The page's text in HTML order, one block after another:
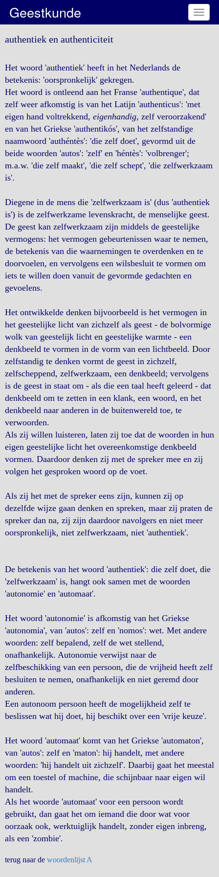
Toggle
Geestkunde
authentiek en authenticiteit
Het woord 'authentiek' heeft in het Nederlands de
betekenis: 'oorspronkelijk' gekregen.
Het woord is ontleend aan het Franse 'authentique', dat
zelf weer afkomstig is van het Latijn 'authenticus': 'met
eigen hand voltrekkend, eigenhandig, zelf veroorzakend'
en van het Griekse 'authentikós', van het zelfstandige
naamwoord 'authéntès': 'die zelf doet', gevormd uit de
beide woorden 'autos': 'zelf' en 'héntès': 'volbrenger';
m.a.w. 'die zelf maakt', 'die zelf schept', 'die zelfwerkzaam
is'.
Diegene in de mens die 'zelfwerkzaam is' (dus 'authentiek
is') is de zelfwerkzame levenskracht, de menselijke geest.
De geest kan zelfwerkzaam zijn middels de geestelijke
vermogens: het vermogen gebeurtenissen waar te nemen,
de betekenis van die waarnemingen te overdenken en te
doorvoelen, en vervolgens een wilsbesluit te vormen om
iets te willen doen vanuit de gevormde gedachten en
gevoelens.
Het ontwikkelde denken bijvoorbeeld is het vermogen in
het geestelijke licht van zichzelf als geest - de bolvormige
wolk van geestelijk licht en geestelijke warmte - een
denkbeeld te vormen in de vorm van een lichtbeeld. Door
zelfstandig te denken vormt de geest in zichzelf,
zelfscheppend, zelfwerkzaam, een denkbeeld; vervolgens
is de geest in staat om - als die een taal heeft geleerd - dat
denkbeeld om te zetten in een klank, een woord, en het
denkbeeld naar anderen in de buitenwereld toe, te
verwoorden.
Als zij willen luisteren, laten zij toe dat de woorden in hun
eigen geestelijke licht het overeenkomstige denkbeeld
vormen. Daardoor denken zij met de spreker mee en zij
volgen het gesproken woord op de voet.
Als zij het met de spreker eens zijn, kunnen zij op
dezelfde wijze gaan denken en spreken, maar zij praten de
spreker dan na, zij zijn daardoor navolgers en niet meer
oorspronkelijk, niet zelfwerkzaam, niet 'authentiek'.
De betekenis van het woord 'authentiek': die zelf doet, die
'zelfwerkzaam' is, hangt ook samen met de woorden
'autonomie' en 'automaat'.
Het woord 'autonomie' is afkomstig van het Griekse
'autonomia', van 'autos': zelf en 'nomos': wet. Met andere
woorden: zelf bepalend, zelf de wet stellend,
onafhankelijk. Autonomie verwijst naar de
zelfbeschikking van een persoon, die de vrijheid heeft zelf
besluiten te nemen, onafhankelijk en niet geremd door
anderen.
Een autonoom persoon heeft de mogelijkheid zelf te
beslissen wat hij doet, hij beschikt over een 'vrije keuze'.
Het woord 'automaat' komt van het Griekse 'automaton',
van 'autos': zelf en 'maton': hij handelt, met andere
woorden: 'hij handelt uit zichzelf'. Daarbij gaat het meestal
om een toestel of machine, die schijnbaar naar eigen wil
handelt.
Als het woorde 'automaat' voor een persoon wordt
gebruikt, dan gaat het om iemand die door wat voor
oorzaak ook, werktuiglijk handelt, zonder eigen inbreng,
als een 'zombie'.
terug naar de woordenlijst A